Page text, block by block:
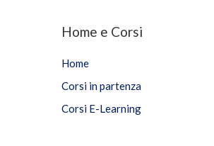
Home e Corsi
Home
Corsi in partenza
Corsi E-Learning